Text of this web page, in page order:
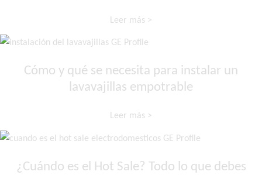
Leer más >
Cómo y qué se necesita para instalar un
lavavajillas empotrable
Leer más >
¿Cuándo es el Hot Sale? Todo lo que debes